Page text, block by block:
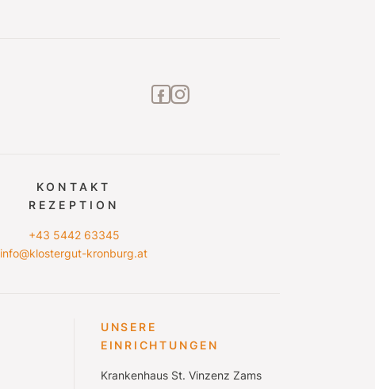
facebook2 instagram
KONTAKT
REZEPTION
+43 5442 63345
info@klostergut-kronburg.at
UNSERE
EINRICHTUNGEN
Krankenhaus St. Vinzenz Zams